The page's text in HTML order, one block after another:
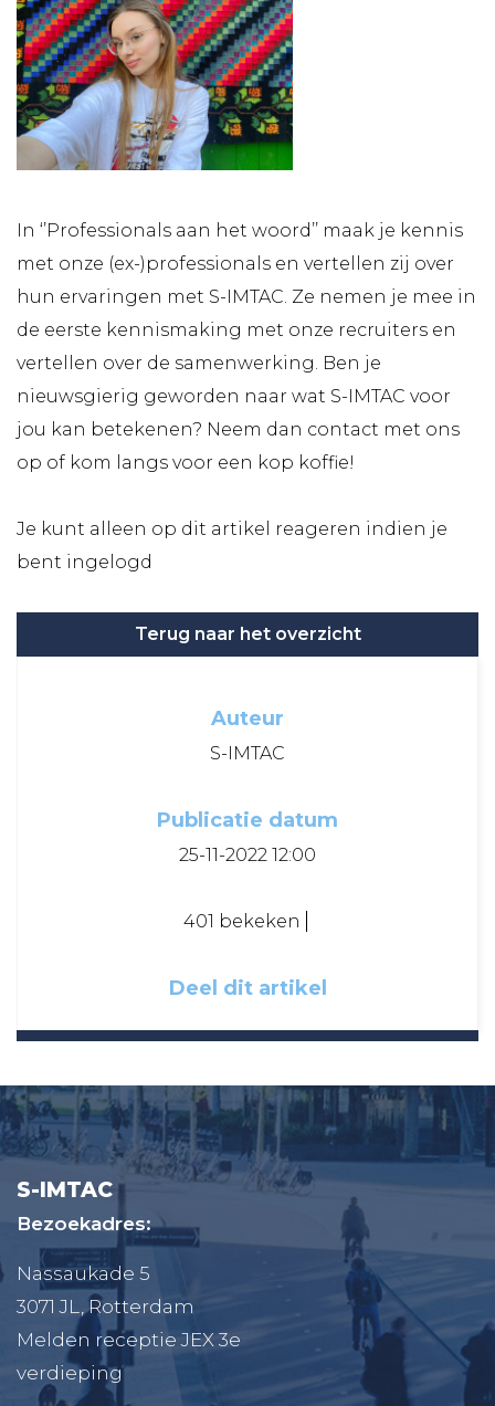
In ‘’Professionals aan het woord’’ maak je kennis
met onze (ex-)professionals en vertellen zij over
hun ervaringen met S-IMTAC. Ze nemen je mee in
de eerste kennismaking met onze recruiters en
vertellen over de samenwerking. Ben je
nieuwsgierig geworden naar wat S-IMTAC voor
jou kan betekenen? Neem dan contact met ons
op of kom langs voor een kop koffie!
Je kunt alleen op dit artikel reageren indien je
bent ingelogd
Terug naar het overzicht
Auteur
S-IMTAC
Publicatie datum
25-11-2022 12:00
401 bekeken
Deel dit artikel
S-IMTAC
Bezoekadres:
Nassaukade 5
3071 JL, Rotterdam
Melden receptie JEX 3e
verdieping